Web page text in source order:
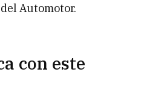
Automotor.
con este